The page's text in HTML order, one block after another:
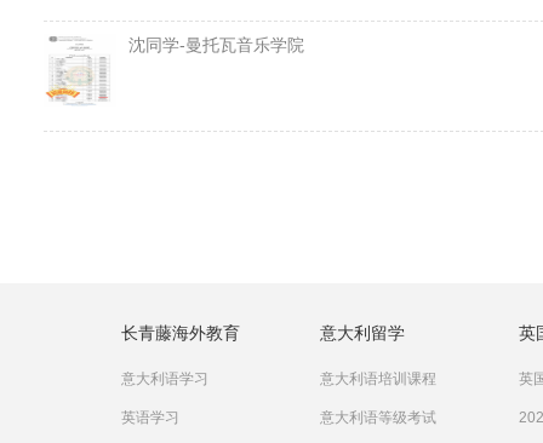
沈同学-曼托瓦音乐学院
长青藤海外教育
意大利语学习
英语学习
意大利留学
意大利语培训课程
意大利语等级考试
英
英